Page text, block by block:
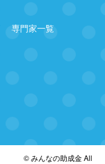
専門家一覧
© みんなの助成金 All